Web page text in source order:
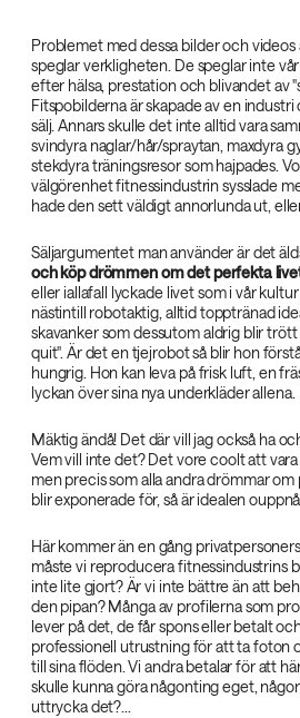
Problemet med dessa bilder och
speglar verkligheten. De speglar inte
efter hälsa, prestation och blivandet av
Fitspobilderna är skapade av en
sälj. Annars skulle det inte alltid vara
svindyra naglar/hår/spraytan, maxdyra
stekdyra träningsresor som hajpades.
välgörenhet fitnessindustrin sysslade
hade den sett väldigt annorlunda ut,
Säljargumentet man använder är det
och köp drömmen om det perfekta
eller iallafall lyckade livet som i vår
nästintill robotaktig, alltid topptränad
skavanker som dessutom aldrig blir
quit". Är det en tjejrobot så blir hon
hungrig. Hon kan leva på frisk luft, en
lyckan över sina nya underkläder allena.
Mäktig ändå! Det där vill jag också ha
Vem vill inte det? Det vore coolt att
men precis som alla andra drömmar
blir exponerade för, så är idealen
Här kommer än en gång
måste vi reproducera fitnessindustrins
inte lite gjort? Är vi inte bättre än att
den pipan? Många av profilerna som
lever på det, de får spons eller betalt
professionell utrustning för att ta foton
till sina flöden. Vi andra betalar för att
skulle kunna göra någonting eget,
uttrycka det?...